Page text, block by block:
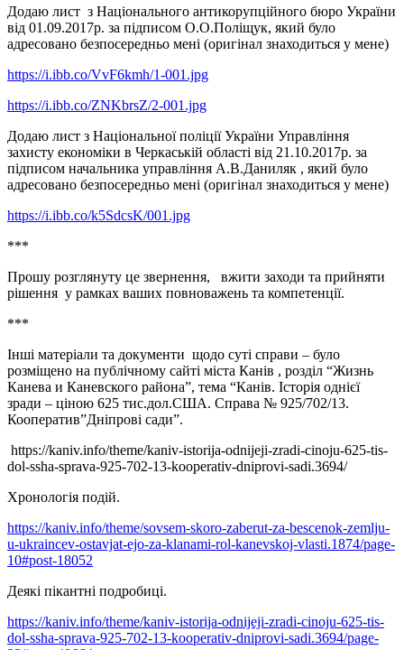
Додаю лист з Національного антикорупційного бюро України
від 01.09.2017р. за підписом О.О.Поліщук, який було
адресовано безпосередньо мені (оригінал знаходиться у мене)
https://i.ibb.co/VvF6kmh/1-001.jpg
https://i.ibb.co/ZNKbrsZ/2-001.jpg
Додаю лист з Національної поліції України Управління
захисту економіки в Черкаській області від 21.10.2017р. за
підписом начальника управління А.В.Даниляк , який було
адресовано безпосередньо мені (оригінал знаходиться у мене)
https://i.ibb.co/k5SdcsK/001.jpg
***
Прошу розглянуту це звернення, вжити заходи та прийняти
рішення у рамках ваших повноважень та компетенції.
***
Інші матеріали та документи щодо суті справи – було
розміщено на публічному сайті міста Канів , розділ “Жизнь
Канева и Каневского района”, тема “Канів. Історія однієї
зради – ціною 625 тис.дол.США. Справа № 925/702/13.
Кооператив”Дніпрові сади”.
https://kaniv.info/theme/kaniv-istorija-odnijeji-zradi-cinoju-625-tis-
dol-ssha-sprava-925-702-13-kooperativ-dniprovi-sadi.3694/
Хронологія подій.
https://kaniv.info/theme/sovsem-skoro-zaberut-za-bescenok-zemlju-
u-ukraincev-ostavjat-ejo-za-klanami-rol-kanevskoj-vlasti.1874/page-
10#post-18052
Деякі пікантні подробиці.
https://kaniv.info/theme/kaniv-istorija-odnijeji-zradi-cinoju-625-tis-
dol-ssha-sprava-925-702-13-kooperativ-dniprovi-sadi.3694/page-